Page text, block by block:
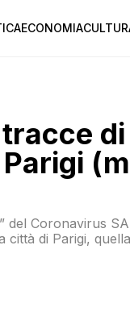
ECONOMIA
del Coronavirus
città di Parigi,